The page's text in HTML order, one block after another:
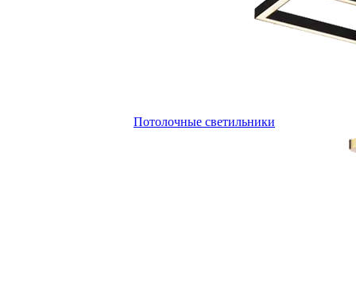
Потолочные светильники